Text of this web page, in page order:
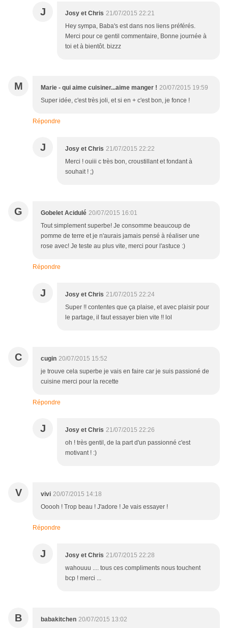
J Josy et Chris 21/07/2015 22:21
Hey sympa, Baba's est dans nos liens préférés.
Merci pour ce gentil commentaire, Bonne journée à
toi et à bientôt. bizzz
M Marie - qui aime cuisiner...aime manger ! 20/07/2015 19:59
Super idée, c'est très joli, et si en + c'est bon, je fonce !
Répondre
J Josy et Chris 21/07/2015 22:22
Merci ! ouiii c très bon, croustillant et fondant à
souhait ! ;)
G Gobelet Acidulé 20/07/2015 16:01
Tout simplement superbe! Je consomme beaucoup de
pomme de terre et je n'aurais jamais pensé à réaliser une
rose avec! Je teste au plus vite, merci pour l'astuce :)
Répondre
J Josy et Chris 21/07/2015 22:24
Super !! contentes que ça plaise, et avec plaisir pour
le partage, il faut essayer bien vite !! lol
C cugin 20/07/2015 15:52
je trouve cela superbe je vais en faire car je suis passioné de
cuisine merci pour la recette
Répondre
J Josy et Chris 21/07/2015 22:26
oh ! très gentil, de la part d'un passionné c'est
motivant ! :)
V vivi 20/07/2015 14:18
Ooooh ! Trop beau ! J'adore ! Je vais essayer !
Répondre
J Josy et Chris 21/07/2015 22:28
wahouuu .... tous ces compliments nous touchent
bcp ! merci ...
B babakitchen 20/07/2015 13:02